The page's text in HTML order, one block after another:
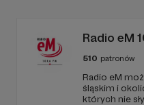
bańkami
Radio eM
510 patronów
Radio eM
śląskim i
których nie